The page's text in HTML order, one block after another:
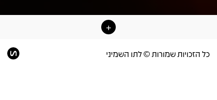
כל הזכויות שמורות © לתו השמיני